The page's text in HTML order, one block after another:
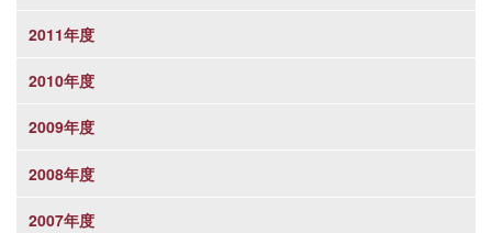
2011年度
2010年度
2009年度
2008年度
2007年度